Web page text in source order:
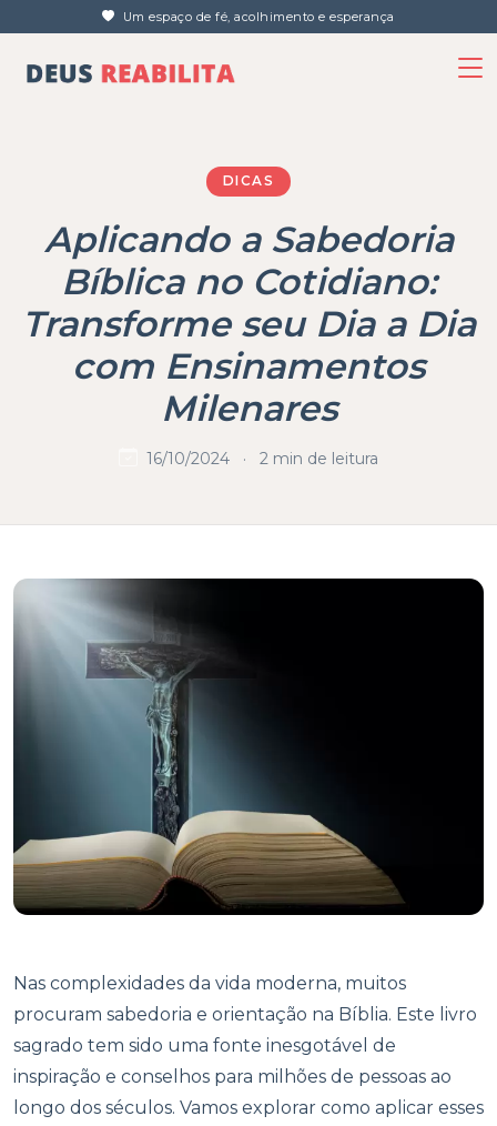
Um espaço de fé, acolhimento e esperança
DICAS
Aplicando a Sabedoria
Bíblica no Cotidiano:
Transforme seu Dia a Dia
com Ensinamentos
Milenares
16/10/2024 · 2 min de leitura
Nas complexidades da vida moderna, muitos
procuram sabedoria e orientação na Bíblia. Este livro
sagrado tem sido uma fonte inesgotável de
inspiração e conselhos para milhões de pessoas ao
longo dos séculos. Vamos explorar como aplicar esses